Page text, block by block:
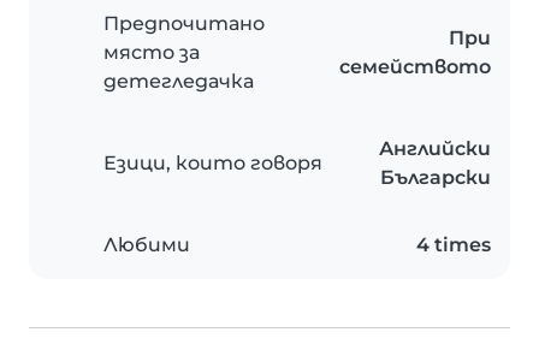
Предпочитано
място за
детегледачка
При
семейството
Езици, които говоря
Английски
Български
Любими 4 times